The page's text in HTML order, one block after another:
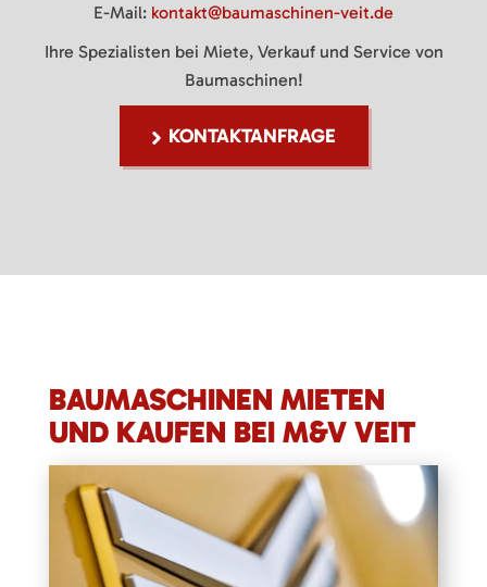
E-Mail: kontakt@baumaschinen-veit.de
Ihre Spezialisten bei Miete, Verkauf und Service von
Baumaschinen!
KONTAKTANFRAGE
BAUMASCHINEN MIETEN
UND KAUFEN BEI M&V VEIT